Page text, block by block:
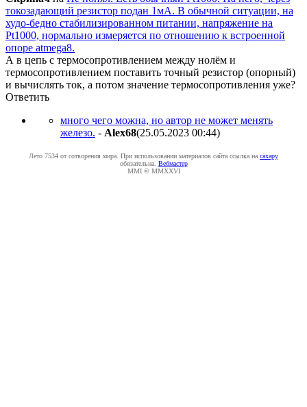
токозадающий резистор подан 1мА. В обычной ситуации, на
худо-бедно стабилизированном питании, напряжение на
Pt1000, нормально измеряется по отношению к встроенной
опоре atmega8.
А в цепь с термосопротивлением между нолём и
термосопротивлением поставить точный резистор (опорный)
и вычислять ток, а потом значение термосопротивления уже?
Ответить
много чего можна, но автор не может менять
железо. - Alex68(25.05.2023 00:44)
Лето 7534 от сотворения мира. При использовании материалов сайта ссылка на caxapу
обязательна. Вебмастер
MMI © MMXXVI